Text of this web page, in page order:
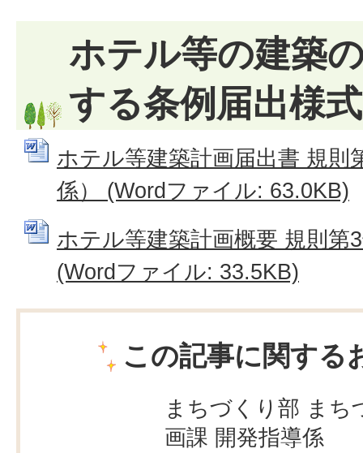
ホテル等の建築
する条例届出様式
ホテル等建築計画届出書 規則
係） (Wordファイル: 63.0KB)
ホテル等建築計画概要 規則第
(Wordファイル: 33.5KB)
この記事に関する
まちづくり部 まち
画課 開発指導係